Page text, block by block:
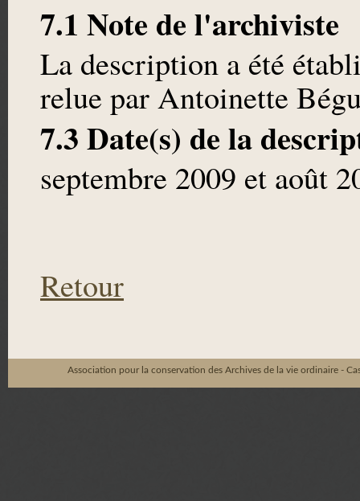
7.1 Note de l'archiviste
La description a été
relue par Antoinette
7.3 Date(s) de la
septembre 2009 et août
Retour
Association pour la conservation des Archives de la vie ordinaire -